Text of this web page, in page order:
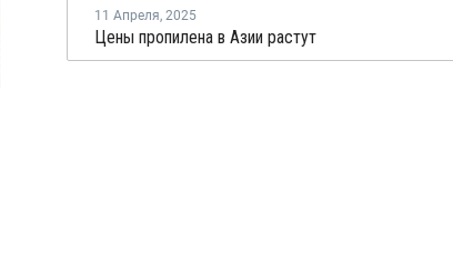
11 Апреля, 2025
Цены пропилена в Азии растут